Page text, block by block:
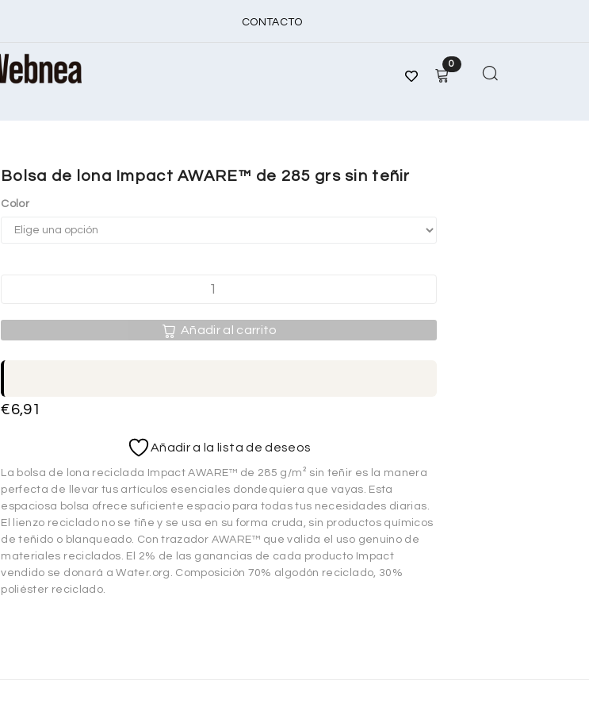
CONTACTO
0
Bolsa de lona Impact AWARE™ de 285 grs sin teñir
Color
Añadir al carrito
€6,91
Añadir a la lista de deseos
La bolsa de lona reciclada Impact AWARE™ de 285 g/m² sin teñir es la manera
perfecta de llevar tus artículos esenciales dondequiera que vayas. Esta
espaciosa bolsa ofrece suficiente espacio para todas tus necesidades diarias.
El lienzo reciclado no se tiñe y se usa en su forma cruda, sin productos químicos
de teñido o blanqueado. Con trazador AWARE™ que valida el uso genuino de
materiales reciclados. El 2% de las ganancias de cada producto Impact
vendido se donará a Water.org. Composición 70% algodón reciclado, 30%
poliéster reciclado.